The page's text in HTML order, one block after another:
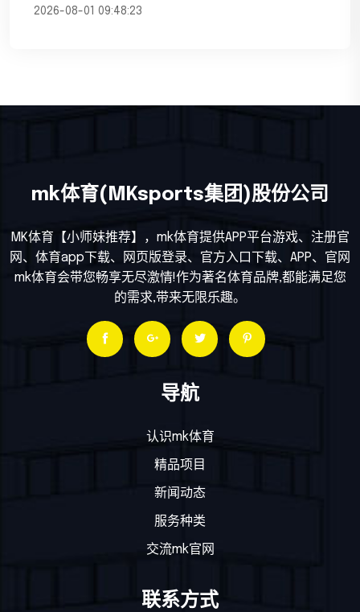
2026-08-01 09:48:23
mk体育(MKsports集团)股份公司
MK体育【小师妹推荐】，mk体育提供APP平台游戏、注册官
网、体育app下载、网页版登录、官方入口下载、APP、官网
mk体育会带您畅享无尽激情!作为著名体育品牌,都能满足您
的需求,带来无限乐趣。
导航
认识mk体育
精品项目
新闻动态
服务种类
交流mk官网
联系方式